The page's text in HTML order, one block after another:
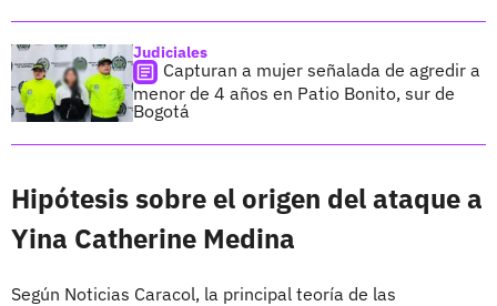
Judiciales
Capturan a mujer señalada de agredir a
menor de 4 años en Patio Bonito, sur de
Bogotá
Hipótesis sobre el origen del ataque a
Yina Catherine Medina
Según Noticias Caracol, la principal teoría de las